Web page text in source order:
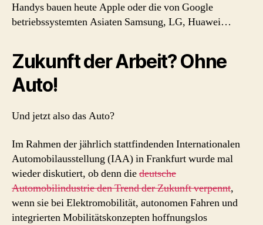
Handys bauen heute Apple oder die von Google
betriebssystemten Asiaten Samsung, LG, Huawei…
Zukunft der Arbeit? Ohne
Auto!
Und jetzt also das Auto?
Im Rahmen der jährlich stattfindenden Internationalen
Automobilausstellung (IAA) in Frankfurt wurde mal
wieder diskutiert, ob denn diedeutsche
Automobilindustrie den Trend der Zukunft verpennt,
wenn sie bei Elektromobilität, autonomen Fahren und
integrierten Mobilitätskonzepten hoffnungslos